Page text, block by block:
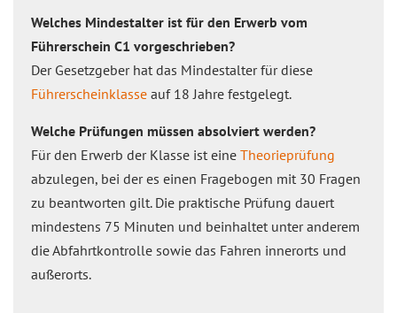
Welches Mindestalter ist für den Erwerb vom
Führerschein C1 vorgeschrieben?
Der Gesetzgeber hat das Mindestalter für diese
Führerscheinklasse auf 18 Jahre festgelegt.
Welche Prüfungen müssen absolviert werden?
Für den Erwerb der Klasse ist eine Theorieprüfung
abzulegen, bei der es einen Fragebogen mit 30 Fragen
zu beantworten gilt. Die praktische Prüfung dauert
mindestens 75 Minuten und beinhaltet unter anderem
die Abfahrtkontrolle sowie das Fahren innerorts und
außerorts.